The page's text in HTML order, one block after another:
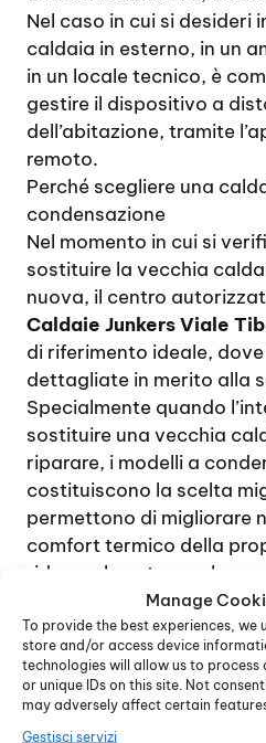
Manage
To provide the best experiences, we
store and/or access device
technologies will allow us to
or unique IDs on this site. Not
may adversely affect certain
Gestisci servizi
Nel caso in cui si desideri
caldaia in esterno, in un
in un locale tecnico, è
gestire il dispositivo a
dell’abitazione, tramite
remoto.
Perché scegliere una
condensazione
Nel momento in cui si
sostituire la vecchia
nuova, il centro
Caldaie Junkers Viale
di riferimento ideale,
dettagliate in merito alla
Specialmente quando
sostituire una vecchia
riparare, i modelli a
costituiscono la scelta
permettono di migliorare
comfort termico della
ridurre al contempo le
Grazie alla tecnologia
basano questi dispositivi,
vapori di combustione,
elevata, per